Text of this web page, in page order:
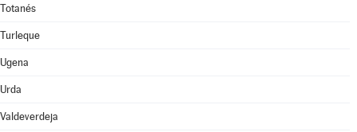
Totanés
Turleque
Ugena
Urda
Valdeverdeja